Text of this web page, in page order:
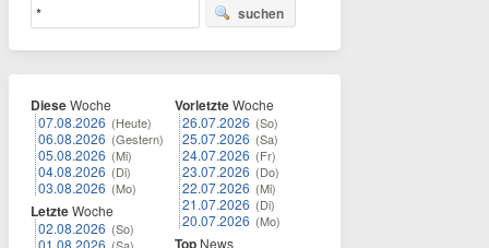
suchen
DieseWoche
07.08.2026 (Heute)
06.08.2026 (Gestern)
05.08.2026 (Mi)
04.08.2026 (Di)
03.08.2026 (Mo)
LetzteWoche
02.08.2026 (So)
01.08.2026
VorletzteWoche
26.07.2026 (So)
25.07.2026 (Sa)
24.07.2026 (Fr)
23.07.2026 (Do)
22.07.2026 (Mi)
21.07.2026 (Di)
20.07.2026 (Mo)
Top News